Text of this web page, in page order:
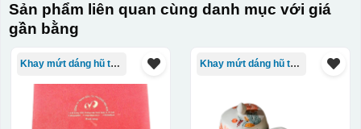
Sản phẩm liên quan cùng danh mục với giá
gần bằng
Khay mứt dáng hũ tròn Khay mứt dáng hũ tròn